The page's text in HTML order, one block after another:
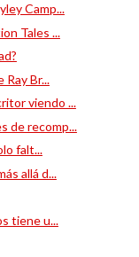
Camp...
Tales ...
Br...
viendo ...
de recomp...
falt...
allá d...
tiene u...